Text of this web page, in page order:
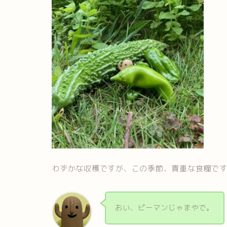
わずかな収穫ですが、この季節、貴重な食糧で
おい、ピーマンじゃまやで。